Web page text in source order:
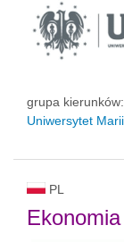
grupa kierunków:
Uniwersytet
PL